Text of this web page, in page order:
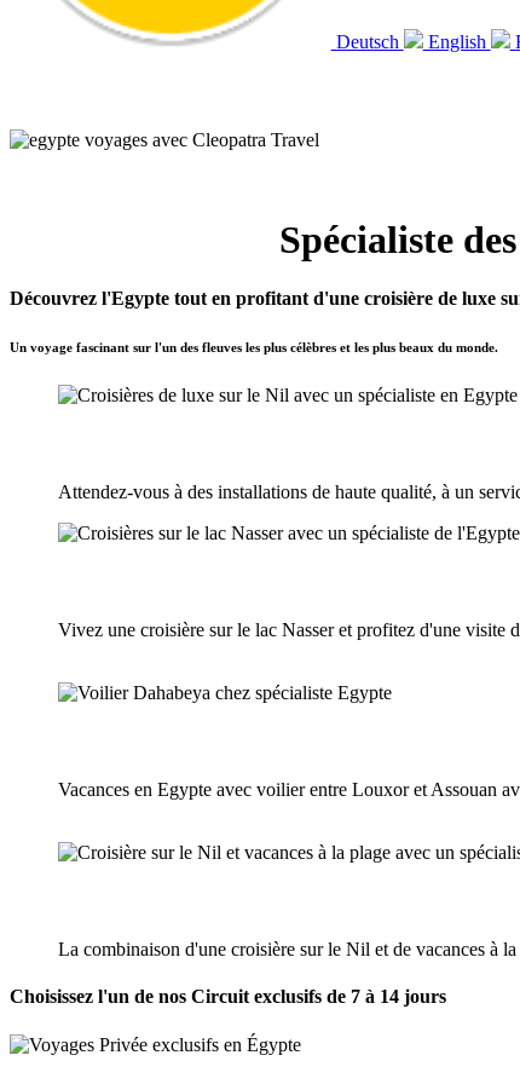
Deutsch English
Spécialiste
Découvrez l'Egypte tout en profitant d'une croisière de luxe
Un voyage fascinant sur l'un des fleuves les plus célèbres et les plus beaux du monde.
Attendez-vous à des installations de haute qualité, à un
Vivez une croisière sur le lac Nasser et profitez d'une visite
Vacances en Egypte avec voilier entre Louxor et Assouan
La combinaison d'une croisière sur le Nil et de vacances à
Choisissez l'un de nos Circuit exclusifs de 7 à 14 jours